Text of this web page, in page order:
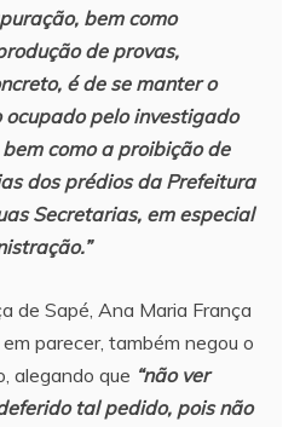
bem como
de provas,
é de se manter o
pelo investigado
como a proibição de
dos prédios da Prefeitura
Secretarias, em especial
de Sapé, Ana Maria França
parecer, também negou o
alegando que “não ver
tal pedido, pois não